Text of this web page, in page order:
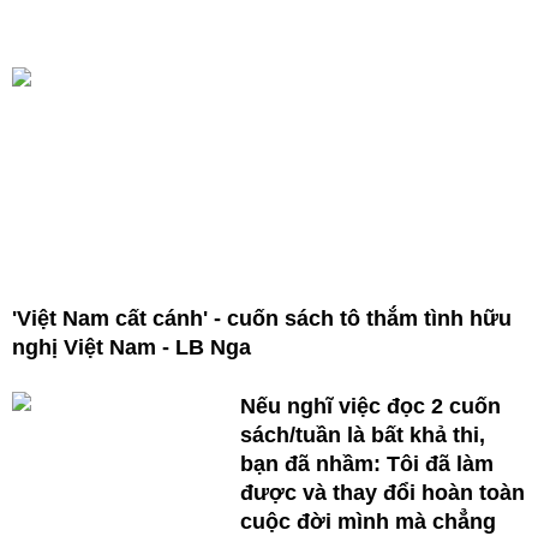
'Việt Nam cất cánh' - cuốn sách tô thắm tình hữu
nghị Việt Nam - LB Nga
Nếu nghĩ việc đọc 2 cuốn
sách/tuần là bất khả thi,
bạn đã nhầm: Tôi đã làm
được và thay đổi hoàn toàn
cuộc đời mình mà chẳng